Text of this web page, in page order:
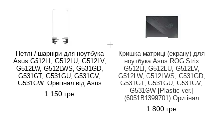
Петлі / шарніри для ноутбука
Asus G512LI, G512LU, G512LV,
G512LW, G512LWS, G531GD,
G531GT, G531GU, G531GV,
G531GW. Оригінал від Asus
1 150 грн
Кришка матриці (екрану) для
ноутбука Asus ROG Strix
G512LI, G512LU, G512LV,
G512LW, G512LWS, G531GD,
G531GT, G531GU, G531GV,
G531GW [Plastic ver.]
(6051B1399701) Оригінал
1 800 грн